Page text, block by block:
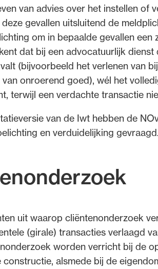
van advies over het instellen of
gevallen uitsluitend de
om in bepaalde gevallen een
dat bij een advocatuurlijk
(bijvoorbeeld het verlenen van
onroerend goed), wél het
terwijl een verdachte transactie
van de Iwt hebben de
en verduidelijking gevraagd.
uit waarop cliëntenonderzoek
(girale) transacties verlaagd
worden verricht bij de
alsmede bij de